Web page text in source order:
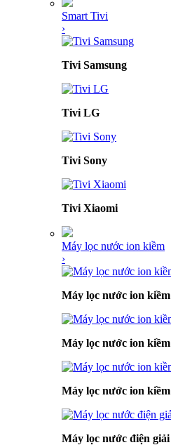
Smart Tivi
›
Tivi Samsung
Tivi LG
Tivi Sony
Tivi Xiaomi
Máy lọc nước ion kiềm
›
Máy lọc nước ion
Máy lọc nước ion
Máy lọc nước ion
Máy lọc nước điện